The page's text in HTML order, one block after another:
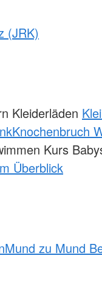
(JRK)
Kleiderläden
Knochenbruch
Kurs
Überblick
Mund zu Mund